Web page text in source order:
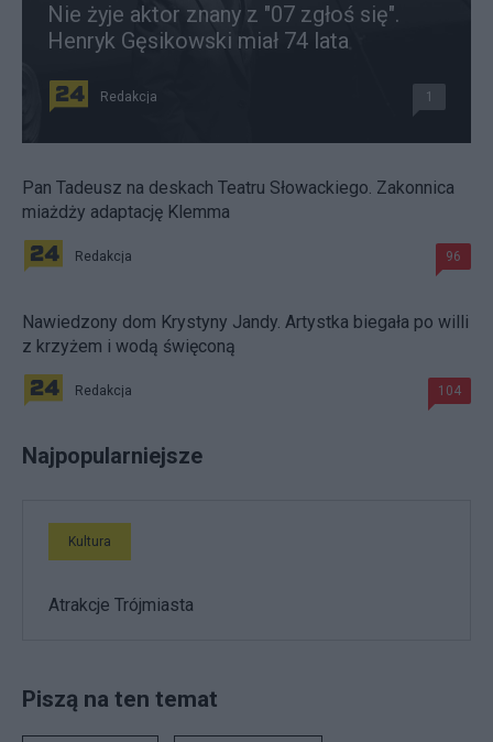
Nie żyje aktor znany z "07 zgłoś się".
Henryk Gęsikowski miał 74 lata
Redakcja 1
Pan Tadeusz na deskach Teatru Słowackiego. Zakonnica
miażdży adaptację Klemma
Redakcja 96
Nawiedzony dom Krystyny Jandy. Artystka biegała po willi
z krzyżem i wodą święconą
Redakcja 104
Najpopularniejsze
Kultura
Atrakcje Trójmiasta
Piszą na ten temat